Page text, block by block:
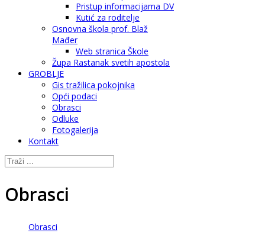
Pristup informacijama DV
Kutić za roditelje
Osnovna škola prof. Blaž
Mađer
Web stranica Škole
Župa Rastanak svetih apostola
GROBLJE
Gis tražilica pokojnika
Opći podaci
Obrasci
Odluke
Fotogalerija
Kontakt
Obrasci
Obrasci